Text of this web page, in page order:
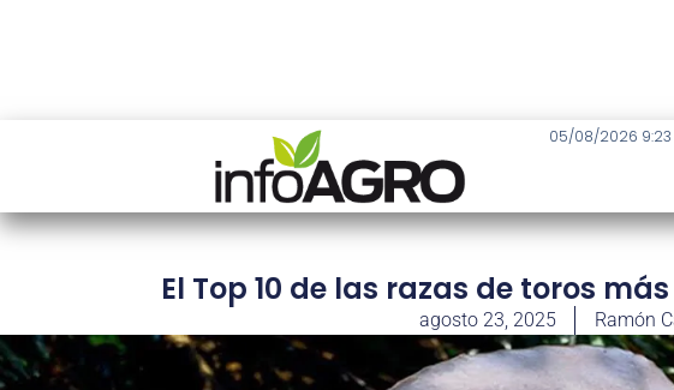
05/08/2026
El Top 10 de las razas de toros
agosto 23, 2025 Ramón